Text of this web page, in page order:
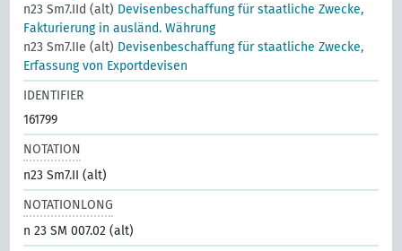
n23 Sm7.IId (alt) Devisenbeschaffung für staatliche Zwecke,
Fakturierung in ausländ. Währung
n23 Sm7.IIe (alt) Devisenbeschaffung für staatliche Zwecke,
Erfassung von Exportdevisen
IDENTIFIER
161799
NOTATION
n23 Sm7.II (alt)
NOTATIONLONG
n 23 SM 007.02 (alt)